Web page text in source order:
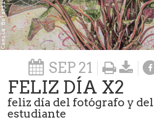
Camila Bolatti
SEP21
FELIZ DÍA X2
feliz día del fotógrafo y del
estudiante